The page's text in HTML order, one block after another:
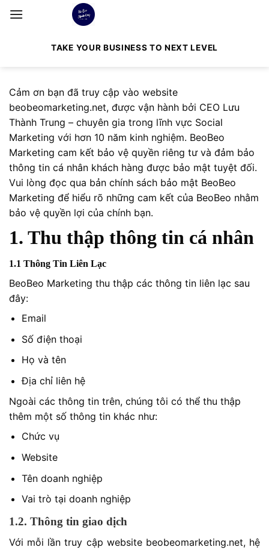
Bỏ
qua
TAKE YOUR BUSINESS TO NEXT LEVEL
Cảm ơn bạn đã truy cập vào website
beobeomarketing.net, được vận hành bởi CEO Lưu
Thành Trung – chuyên gia trong lĩnh vực Social
Marketing với hơn 10 năm kinh nghiệm. BeoBeo
Marketing cam kết bảo vệ quyền riêng tư và đảm bảo
thông tin cá nhân khách hàng được bảo mật tuyệt đối.
Vui lòng đọc qua bản chính sách bảo mật BeoBeo
Marketing để hiểu rõ những cam kết của BeoBeo nhằm
bảo vệ quyền lợi của chính bạn.
1. Thu thập thông tin cá nhân
1.1 Thông Tin Liên Lạc
BeoBeo Marketing thu thập các thông tin liên lạc sau
đây:
Email
Số điện thoại
Họ và tên
Địa chỉ liên hệ
Ngoài các thông tin trên, chúng tôi có thể thu thập
thêm một số thông tin khác như:
Chức vụ
Website
Tên doanh nghiệp
Vai trò tại doanh nghiệp
1.2. Thông tin giao dịch
Với mỗi lần truy cập website beobeomarketing.net, hệ